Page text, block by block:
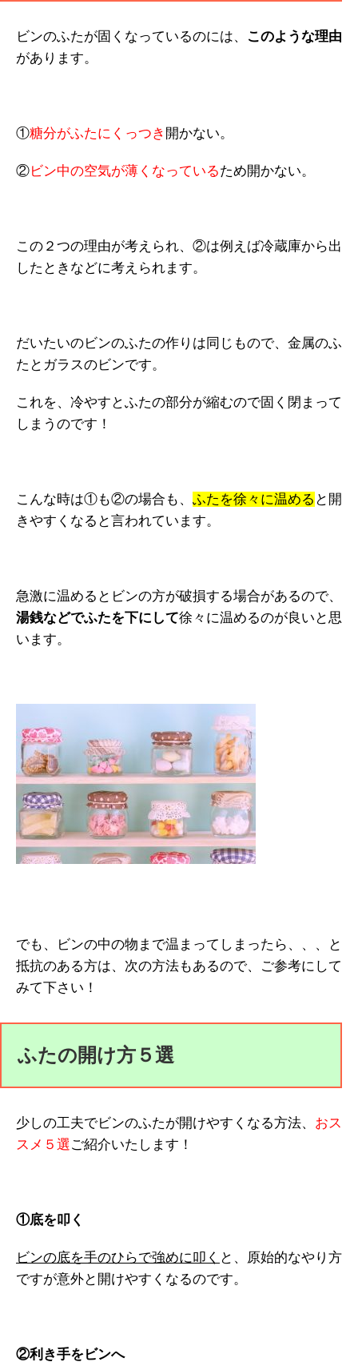
ビンのふたが固くなっているのには、
このような理由
があります。
①糖分がふたにくっつき 開かない。
②ビン中の空気が薄くなっているため開かない。
この２つの理由が考えられ、②は例えば冷蔵庫から出
したときなどに考えられます。
だいたいのビンのふたの作りは同じもので、金属のふ
たとガラスのビンです。
これを、冷やすとふたの部分が縮むので固く閉まって
しまうのです！
こんな時は①も②の場合も、 ふたを徐々に温める と開
きやすくなると言われています。
急激に温めるとビンの方が破損する場合があるので、
湯銭などでふたを下にして徐々に温めるのが良いと思
います。
でも、ビンの中の物まで温まってしまったら、、、と
抵抗のある方は、次の方法もあるので、ご参考にして
みて下さい！
ふたの開け方５選
少しの工夫でビンのふたが開けやすくなる方法、 おス
スメ５選ご紹介いたします！
①底を叩く
ビンの底を手のひらで強めに叩く と、原始的なやり方
ですが意外と開けやすくなるのです。
②利き手をビンへ